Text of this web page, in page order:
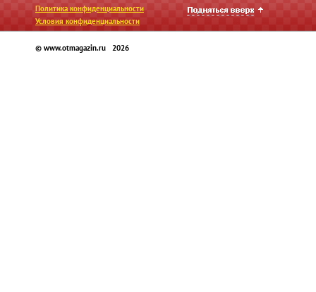
Политика конфиденциальности
Условия конфиденциальности
© www.otmagazin.ru 2026